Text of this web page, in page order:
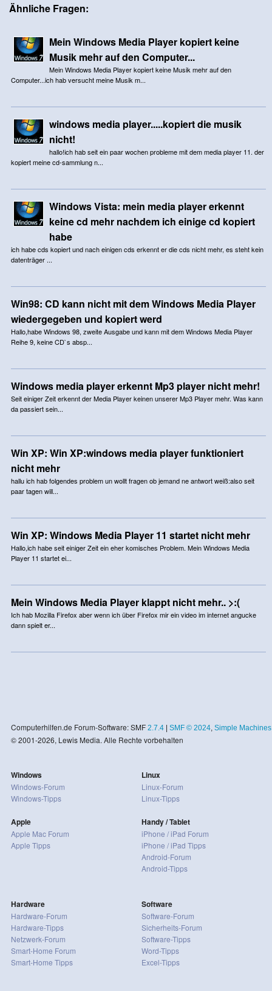
Ähnliche Fragen:
Mein Windows Media Player kopiert keine
Musik mehr auf den Computer...
Mein Windows Media Player kopiert keine Musik mehr auf den
Computer...ich hab versucht meine Musik m...
windows media player.....kopiert die musik
nicht!
hallo!ich hab seit ein paar wochen probleme mit dem media player 11. der
kopiert meine cd-sammlung n...
Windows Vista: mein media player erkennt
keine cd mehr nachdem ich einige cd kopiert
habe
ich habe cds kopiert und nach einigen cds erkennt er die cds nicht mehr, es steht kein
datenträger ...
Win98: CD kann nicht mit dem Windows Media Player
wiedergegeben und kopiert werd
Hallo,habe Windows 98, zweite Ausgabe und kann mit dem Windows Media Player
Reihe 9, keine CD`s absp...
Windows media player erkennt Mp3 player nicht mehr!
Seit einiger Zeit erkennt der Media Player keinen unserer Mp3 Player mehr. Was kann
da passiert sein...
Win XP: Win XP:windows media player funktioniert
nicht mehr
hallu ich hab folgendes problem un wollt fragen ob jemand ne antwort weiß:also seit
paar tagen will...
Win XP: Windows Media Player 11 startet nicht mehr
Hallo,ich habe seit einiger Zeit ein eher komisches Problem. Mein Windows Media
Player 11 startet ei...
Mein Windows Media Player klappt nicht mehr.. >:(
Ich hab Mozilla Firefox aber wenn ich über Firefox mir ein video im internet angucke
dann spielt er...
Computerhilfen.de Forum-Software: SMF 2.7.4| SMF © 2024, Simple Machines
© 2001-2026, Lewis Media. Alle Rechte vorbehalten
Windows
Windows-Forum
Windows-Tipps
Apple
Apple Mac Forum
Apple Tipps
Linux
Linux-Forum
Linux-Tipps
Handy / Tablet
iPhone / iPad Forum
iPhone / iPad Tipps
Android-Forum
Android-Tipps
Hardware
Hardware-Forum
Hardware-Tipps
Netzwerk-Forum
Smart-Home Forum
Smart-Home Tipps
Software
Software-Forum
Sicherheits-Forum
Software-Tipps
Word-Tipps
Excel-Tipps